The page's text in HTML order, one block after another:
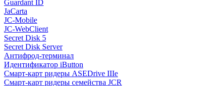
Guardant ID
JaCarta
JC-Mobile
JC-WebClient
Secret Disk 5
Secret Disk Server
Антифрод-терминал
Идентификатор iButton
Смарт-карт ридеры ASEDrive IIIe
Смарт-карт ридеры семейства JCR